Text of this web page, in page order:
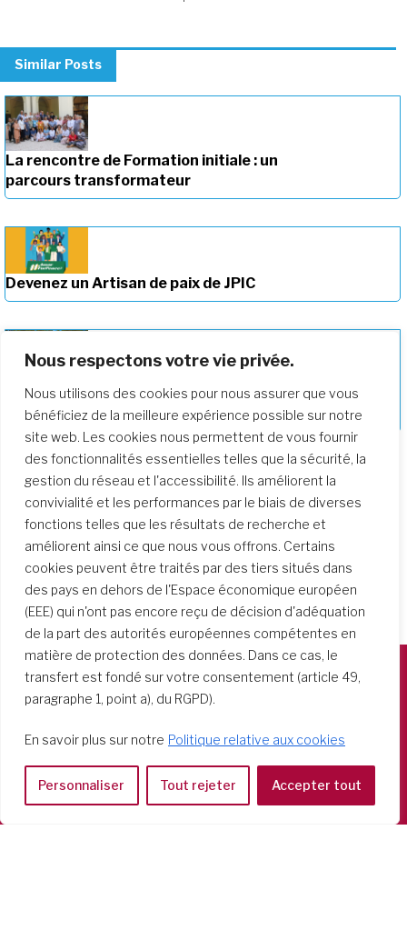
Nous respectons votre vie privée.
Nous utilisons des cookies pour nous assurer que vous
bénéficiez de la meilleure expérience possible sur notre
site web. Les cookies nous permettent de vous fournir
des fonctionnalités essentielles telles que la sécurité, la
gestion du réseau et l'accessibilité. Ils améliorent la
convivialité et les performances par le biais de diverses
fonctions telles que les résultats de recherche et
améliorent ainsi ce que nous vous offrons. Certains
cookies peuvent être traités par des tiers situés dans
des pays en dehors de l'Espace économique européen
(EEE) qui n'ont pas encore reçu de décision d'adéquation
de la part des autorités européennes compétentes en
matière de protection des données. Dans ce cas, le
transfert est fondé sur votre consentement (article 49,
paragraphe 1, point a), du RGPD).
En savoir plus sur notre Politique relative aux cookies
Personnaliser Tout rejeter Accepter tout
navigation
Similar Posts
La rencontre de Formation initiale : un
parcours transformateur
Devenez un Artisan de paix de JPIC
Approfondir notre parcours de
formation
Società del Sacro Cuore
Via Tarquinio Vipera, 16 - 00152 Roma
Tel: 06 58 23 03 32 or 06 58 20 31 17